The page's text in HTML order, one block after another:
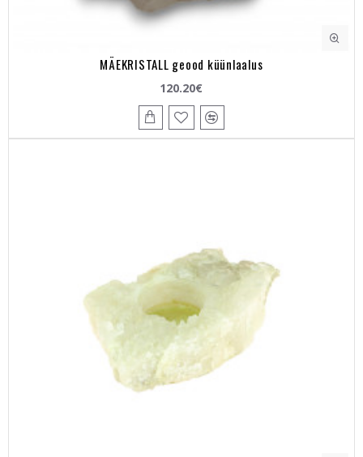
MÄEKRISTALL geood küünlaalus
120.20€